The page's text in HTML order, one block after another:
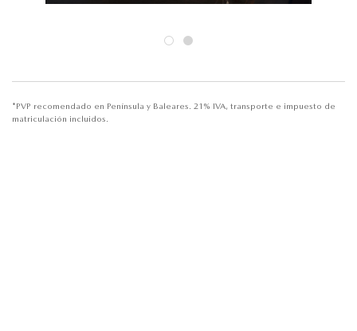
*PVP recomendado en Península y Baleares. 21% IVA, transporte e impuesto de
matriculación incluidos.